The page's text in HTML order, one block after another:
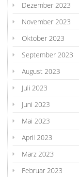
Dezember 2023
November 2023
Oktober 2023
September 2023
August 2023
Juli 2023
Juni 2023
Mai 2023
April 2023
März 2023
Februar 2023